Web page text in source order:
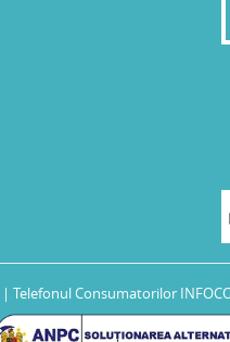
| Telefonul Consumatorilor